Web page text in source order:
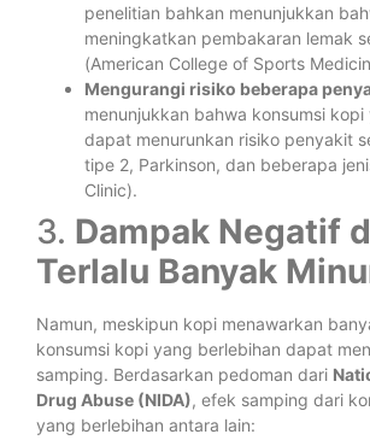
penelitian bahkan menunjukkan
meningkatkan pembakaran lemak
(American College of Sports
Mengurangi risiko beberapa
menunjukkan bahwa konsumsi
dapat menurunkan risiko penyakit
tipe 2, Parkinson, dan beberapa
Clinic).
3. Dampak Negatif
Terlalu Banyak
Namun, meskipun kopi menawarkan
konsumsi kopi yang berlebihan dapat
samping. Berdasarkan pedoman dari
Drug Abuse (NIDA), efek samping dari
yang berlebihan antara lain: